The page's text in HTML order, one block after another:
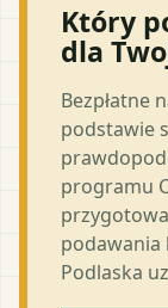
Który
dla
Bezpłatne
podstawie
programu
podawania
Podlaska